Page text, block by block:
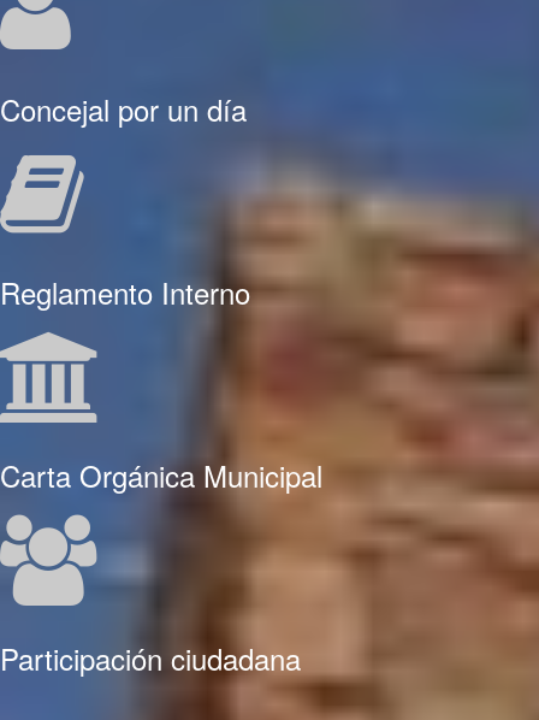
Concejal por un día
Reglamento Interno
Carta Orgánica Municipal
Participación ciudadana